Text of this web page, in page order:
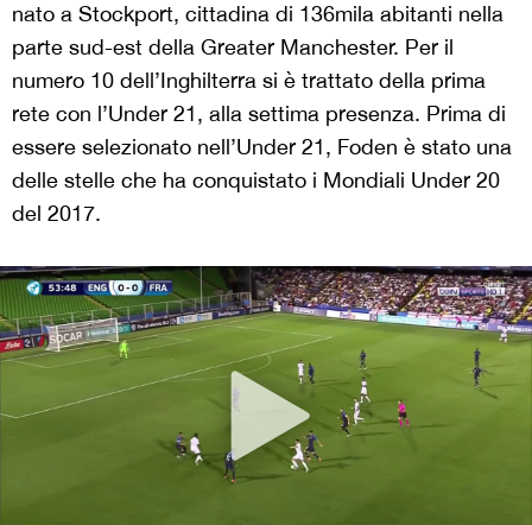
nato a Stockport, cittadina di 136mila abitanti nella
parte sud-est della Greater Manchester. Per il
numero 10 dell’Inghilterra si è trattato della prima
rete con l’Under 21, alla settima presenza. Prima di
essere selezionato nell’Under 21, Foden è stato una
delle stelle che ha conquistato i Mondiali Under 20
del 2017.